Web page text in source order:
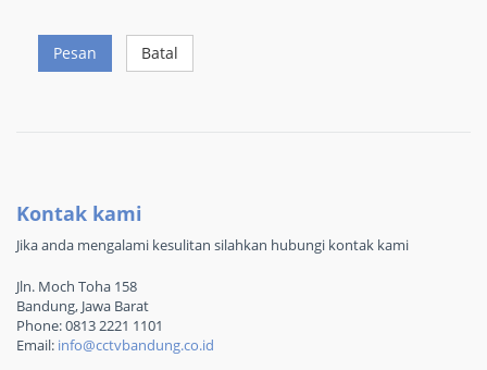
Pesan Batal
Kontak kami
Jika anda mengalami kesulitan silahkan hubungi kontak kami
Jln. Moch Toha 158
Bandung, Jawa Barat
Phone: 0813 2221 1101
Email: info@cctvbandung.co.id